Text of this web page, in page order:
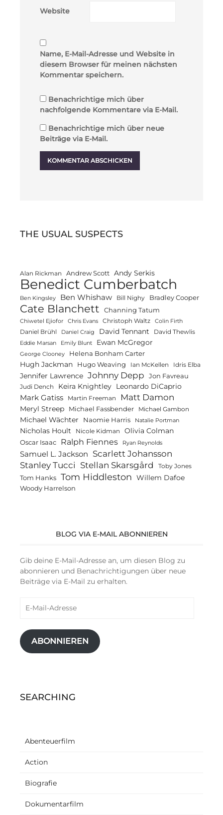
Website
Name, E-Mail-Adresse und Website in
diesem Browser für meinen nächsten
Kommentar speichern.
Benachrichtige mich über
nachfolgende Kommentare via E-Mail.
Benachrichtige mich über neue
Beiträge via E-Mail.
THE USUAL SUSPECTS
Alan Rickman Andrew Scott Andy Serkis
Benedict Cumberbatch
Ben Kingsley Ben Whishaw Bill Nighy Bradley Cooper
Cate Blanchett Channing Tatum
Chiwetel Ejiofor Chris Evans Christoph Waltz Colin Firth
Daniel Brühl Daniel Craig David Tennant David Thewlis
Eddie Marsan Emily Blunt Ewan McGregor
George Clooney Helena Bonham Carter
Hugh Jackman Hugo Weaving Ian McKellen Idris Elba
Jennifer Lawrence Johnny Depp Jon Favreau
Judi Dench Keira Knightley Leonardo DiCaprio
Mark Gatiss Martin Freeman Matt Damon
Meryl Streep Michael Fassbender Michael Gambon
Michael Wächter Naomie Harris Natalie Portman
Nicholas Hoult Nicole Kidman Olivia Colman
Oscar Isaac Ralph Fiennes Ryan Reynolds
Samuel L. Jackson Scarlett Johansson
Stanley Tucci Stellan Skarsgård Toby Jones
Tom Hanks Tom Hiddleston Willem Dafoe
Woody Harrelson
BLOG VIA E-MAIL ABONNIEREN
Gib deine E-Mail-Adresse an, um diesen Blog zu
abonnieren und Benachrichtigungen über neue
Beiträge via E-Mail zu erhalten.
Mail-
ABONNIEREN
SEARCHING
Abenteuerfilm
Action
Biografie
Dokumentarfilm